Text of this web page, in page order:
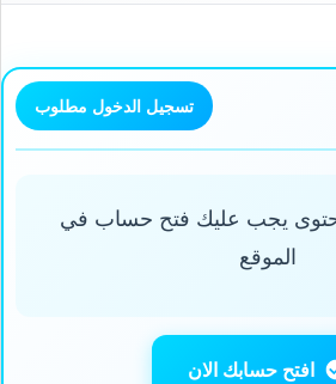
تسجيل الدخول مطلوب
يجب عليك فتح حساب في
الموقع
افتح حسابك الان